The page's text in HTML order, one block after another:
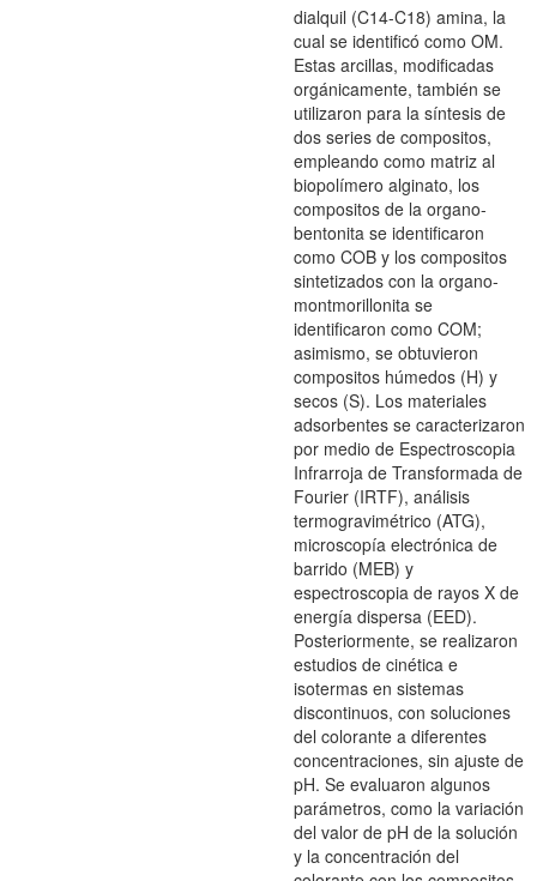
dialquil (C14-C18) amina, la
cual se identificó como OM.
Estas arcillas, modificadas
orgánicamente, también se
utilizaron para la síntesis de
dos series de compositos,
empleando como matriz al
biopolímero alginato, los
compositos de la organo-
bentonita se identificaron
como COB y los compositos
sintetizados con la organo-
montmorillonita se
identificaron como COM;
asimismo, se obtuvieron
compositos húmedos (H) y
secos (S). Los materiales
adsorbentes se caracterizaron
por medio de Espectroscopia
Infrarroja de Transformada de
Fourier (IRTF), análisis
termogravimétrico (ATG),
microscopía electrónica de
barrido (MEB) y
espectroscopia de rayos X de
energía dispersa (EED).
Posteriormente, se realizaron
estudios de cinética e
isotermas en sistemas
discontinuos, con soluciones
del colorante a diferentes
concentraciones, sin ajuste de
pH. Se evaluaron algunos
parámetros, como la variación
del valor de pH de la solución
y la concentración del